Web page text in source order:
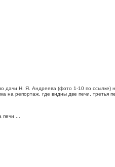
дачи Н. Я. Андреева (фото 1-10 по ссылке)
на репортаж, где видны две печи, третья
...